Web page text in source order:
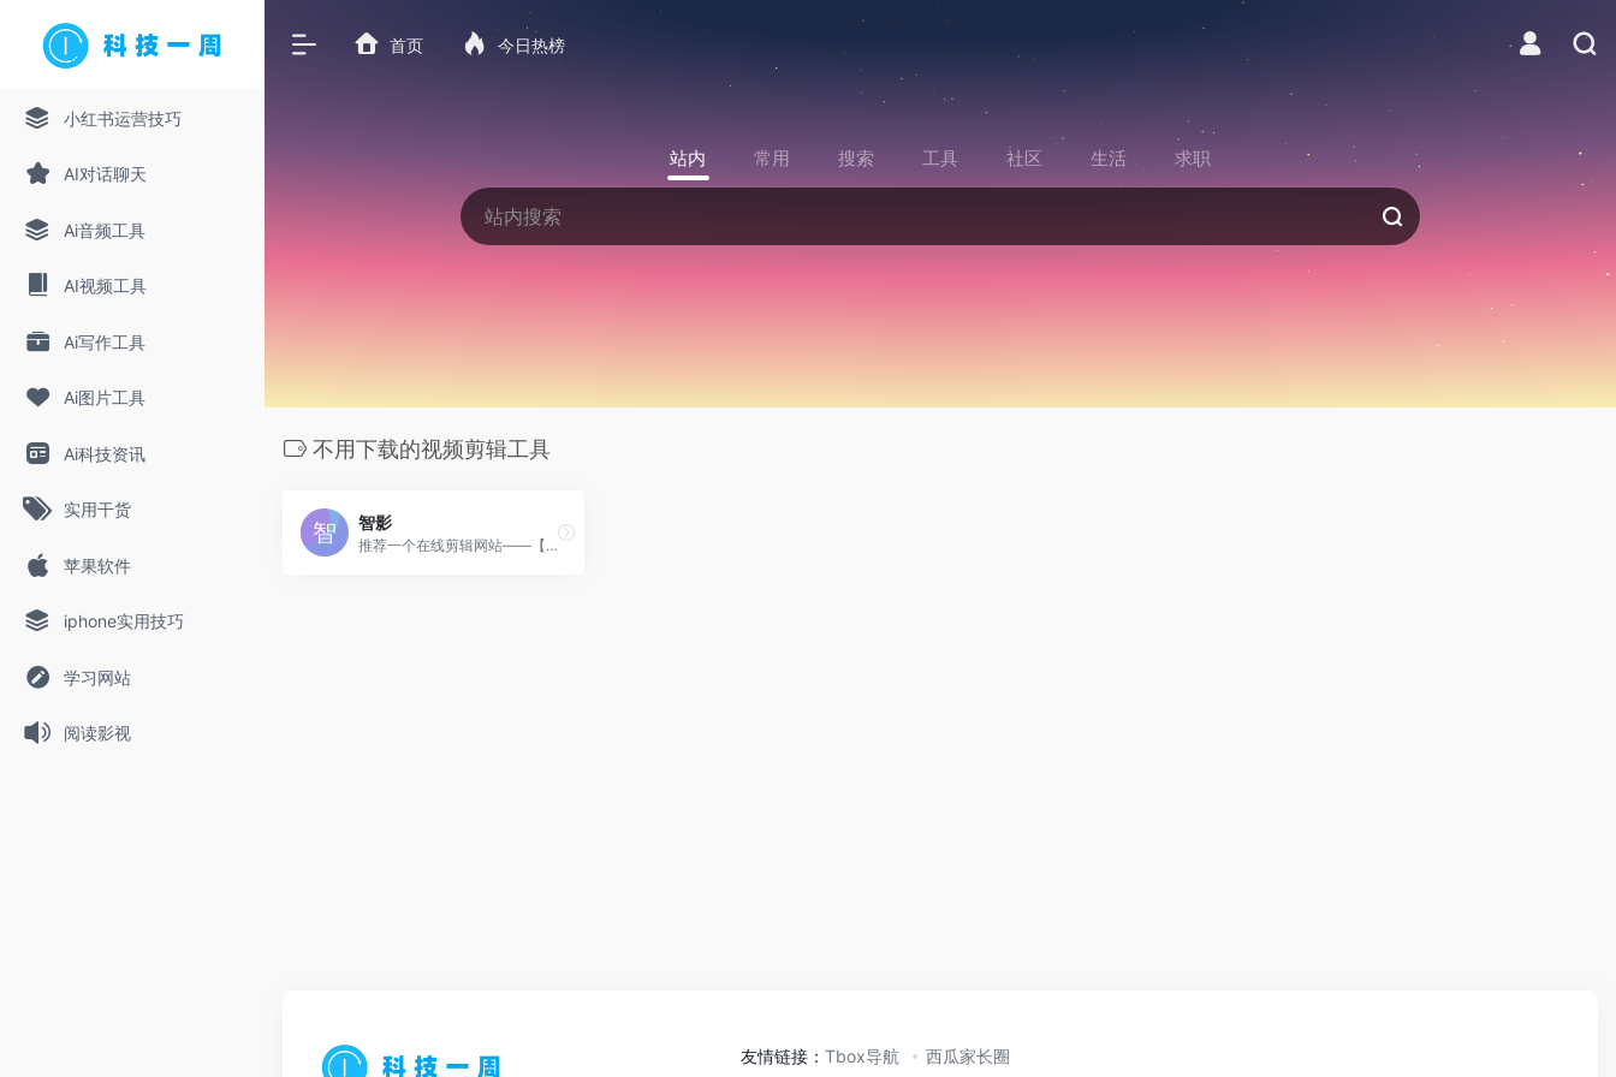
小红书运营技巧
AI对话聊天
Ai音频工具
AI视频工具
Ai写作工具
Ai图片工具
Ai科技资讯
实用干货
苹果软件
iphone实用技巧
学习网站
阅读影视
首页 今日热榜
站内 常用 搜索 工具 社区 生活 求职
不用下载的视频剪辑工具
智影
推荐一个在线剪辑网站——【智...
友情链接：Tbox导航 西瓜家长圈